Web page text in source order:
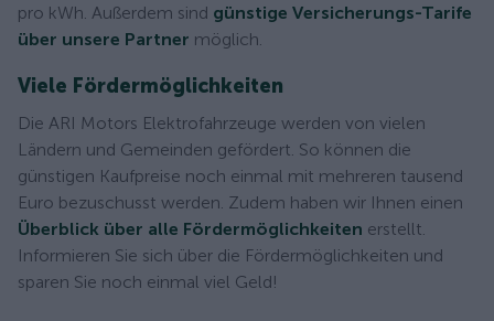
pro kWh. Außerdem sind günstige Versicherungs-Tarife
über unsere Partner möglich.
Viele Fördermöglichkeiten
Die ARI Motors Elektrofahrzeuge werden von vielen
Ländern und Gemeinden gefördert. So können die
günstigen Kaufpreise noch einmal mit mehreren tausend
Euro bezuschusst werden. Zudem haben wir Ihnen einen
Überblick über alle Fördermöglichkeiten erstellt.
Informieren Sie sich über die Fördermöglichkeiten und
sparen Sie noch einmal viel Geld!